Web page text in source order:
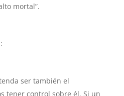
mortal”.
ser también el
tener control sobre él. Si un